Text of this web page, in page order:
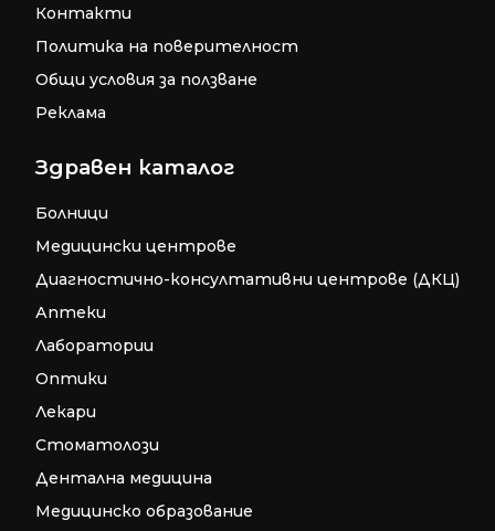
Контакти
Политика на поверителност
Общи условия за ползване
Реклама
Здравен каталог
Болници
Медицински центрове
Диагностично-консултативни центрове (ДКЦ)
Аптеки
Лаборатории
Оптики
Лекари
Стоматолози
Дентална медицина
Медицинско образование